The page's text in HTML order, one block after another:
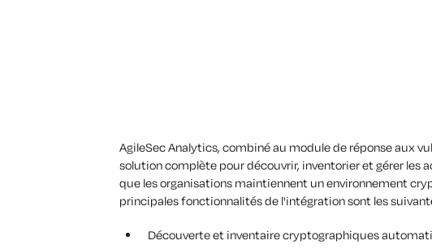
AgileSec Analytics, combiné au module de réponse aux
solution complète pour découvrir, inventorier et gérer les
que les organisations maintiennent un environnement
principales fonctionnalités de l'intégration sont les
Découverte et inventaire cryptographiques